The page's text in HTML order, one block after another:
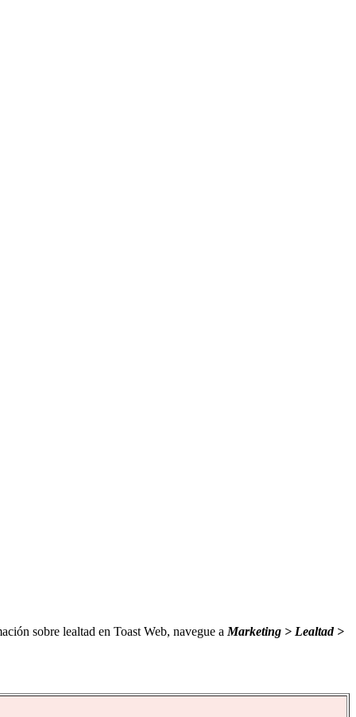
sobre lealtad en Toast Web, navegue a Marketing > Lealtad >